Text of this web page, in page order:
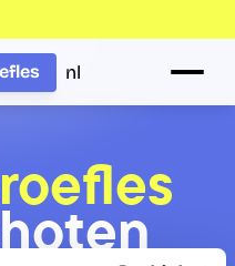
nl